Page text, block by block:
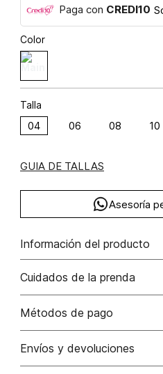
Paga con CREDI10
Color
Talla
04 06 08 10
GUIA DE TALLAS
Asesoría
Información del producto
Pantalon palazo estampado
poliéster/polyester
Cuidados de la prenda
Lavar a mano temperatura
No usar lejia
Métodos de pago
Tarjetas de crédito: Visa,
Envíos y devoluciones